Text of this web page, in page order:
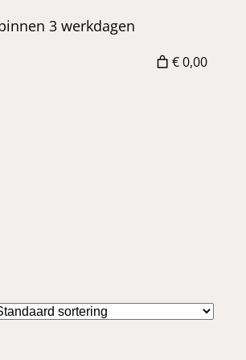
3 werkdagen
€ 0,00